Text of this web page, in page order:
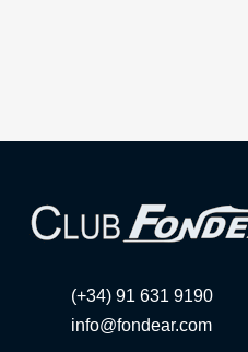
(+34) 91 631 9190
info@fondear.com